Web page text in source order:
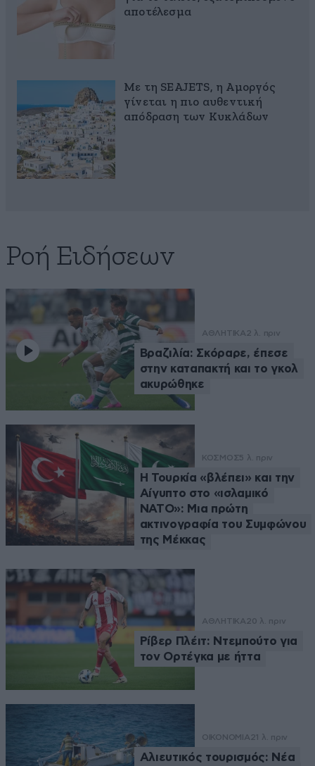
αποτέλεσμα
Με τη SEAJETS, η Αμοργός
γίνεται η πιο αυθεντική
απόδραση των Κυκλάδων
Ροή Ειδήσεων
ΑΘΛΗΤΙΚΑ2 λ. πριν
Βραζιλία: Σκόραρε, έπεσε
στην καταπακτή και το γκολ
ακυρώθηκε
ΚΟΣΜΟΣ5 λ. πριν
Η Τουρκία «βλέπει» και την
Αίγυπτο στο «ισλαμικό
ΝΑΤΟ»: Μια πρώτη
ακτινογραφία του Συμφώνου
της Μέκκας
ΑΘΛΗΤΙΚΑ 20 λ. πριν
Ρίβερ Πλέιτ: Ντεμπούτο για
τον Ορτέγκα με ήττα
ΟΙΚΟΝΟΜΙΑ21 λ. πριν
Αλιευτικός τουρισμός: Νέα